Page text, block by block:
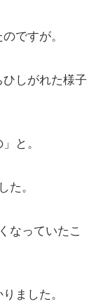
ですが。
しがれた様子
と。
た。
なっていたこ
ました。